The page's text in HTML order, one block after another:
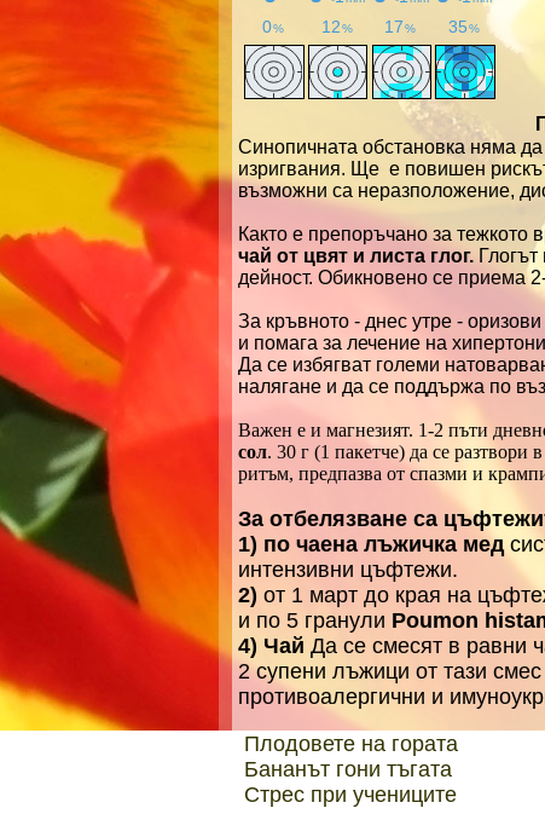
Синопичната обстановка няма
изригвания. Ще е повишен
възможни са неразположение,
Както е препоръчано за
чай от цвят и листа глог.
дейност. Обикновено се приема
За кръвното - днес утре -
и помага за лечение на
Да се избягват големи
налягане и да се поддържа по
Важен е и магнезият. 1-2 пъти
сол. 30 г (1 пакетче) да се
ритъм, предпазва от спазми и
За отбелязване са
1) по чаена лъжичка мед
интензивни цъфтежи.
2) от 1 март до края на
и по 5 гранули Poumon
4) Чай Да се смесят в равни
2 супени лъжици от тази
противоалергични и
Плодовете на гората
Бананът гони тъгата
Стрес при учениците